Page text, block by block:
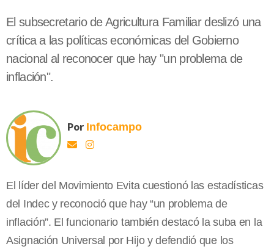
El subsecretario de Agricultura Familiar deslizó una
crítica a las políticas económicas del Gobierno
nacional al reconocer que hay "un problema de
inflación".
Por Infocampo
El líder del Movimiento Evita cuestionó las estadísticas
del Indec y reconoció que hay “un problema de
inflación”. El funcionario también destacó la suba en la
Asignación Universal por Hijo y defendió que los